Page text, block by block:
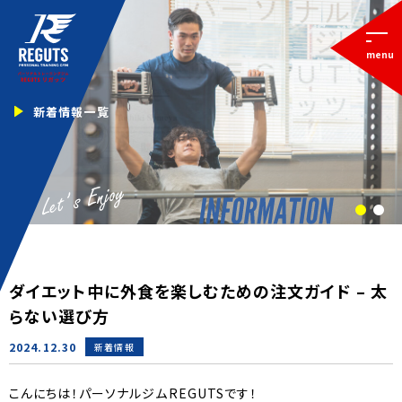
新着情報一覧
1 2
menu
ダイエット中に外食を楽しむための注文ガイド – 太
らない選び方
2024.12.30 新着情報
こんにちは！パーソナルジムREGUTSです！